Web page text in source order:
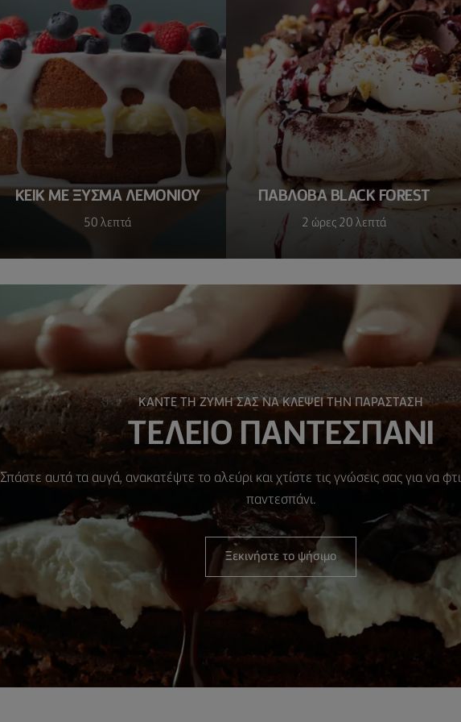
ΚΕΙΚ ΜΕ ΞΥΣΜΑ ΛΕΜΟΝΙΟΥ
50 λεπτά
ΠΑΒΛΟΒΑ BLACK FOREST
2 ώρες 20 λεπτά
ΚΑΝΤΕ ΤΗ ΖΥΜΗ ΣΑΣ ΝΑ ΚΛΕΨΕΙ ΤΗΝ ΠΑΡΑΣΤΑΣΗ
ΤΕΛΕΙΟ ΠΑΝΤΕΣΠΑΝΙ
Σπάστε αυτά τα αυγά, ανακατέψτε το αλεύρι και χτίστε τις γνώσεις σας για να
παντεσπάνι.
Ξεκινήστε το ψήσιμο